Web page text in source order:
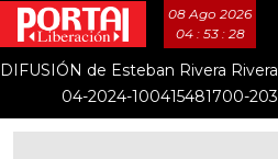
08 Ago 2026
04 : 53 : 28
DIFUSIÓN de Esteban Rivera Rivera
04-2024-100415481700-203